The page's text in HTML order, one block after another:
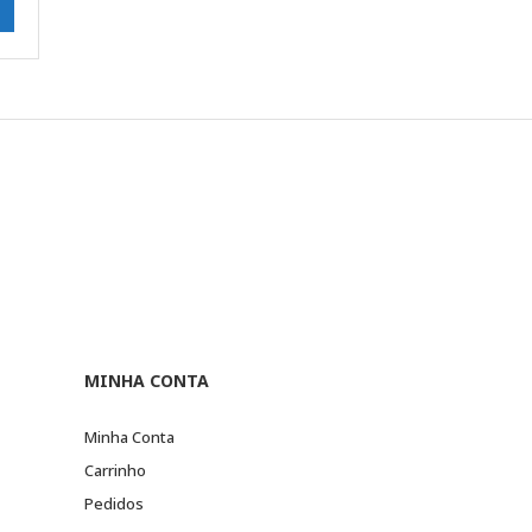
MINHA CONTA
Minha Conta
Carrinho
Pedidos